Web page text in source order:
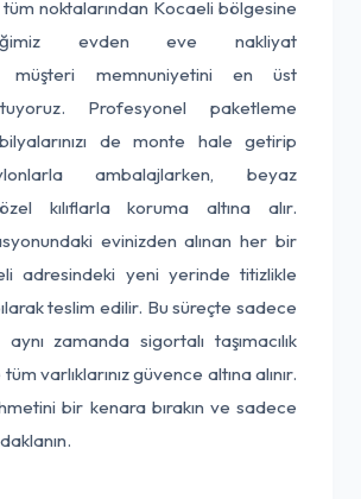
noktalarından Kocaeli bölgesine
evden eve nakliyat
müşteri memnuniyetini en üst
Profesyonel paketleme
de monte hale getirip
ambalajlarken, beyaz
özel kılıflarla koruma altına alır.
evinizden alınan her bir
adresindeki yeni yerinde titizlikle
teslim edilir. Bu süreçte sadece
zamanda sigortalı taşımacılık
varlıklarınız güvence altına alınır.
bir kenara bırakın ve sadece